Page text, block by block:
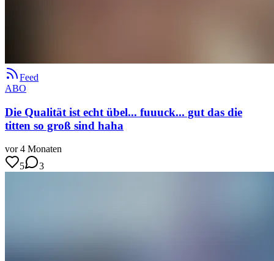
Feed
ABO
Die Qualität ist echt übel... fuuuck... gut das die
titten so groß sind haha
vor 4 Monaten
5
3